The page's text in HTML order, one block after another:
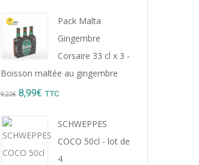
Pack Malta
Gingembre
Corsaire 33 cl x 3 -
Boisson maltée au gingembre
9,22€ Original
was:
9,22€.
8,99€ Current
is:
8,99€.
TTC
SCHWEPPES
COCO 50cl - lot de
4